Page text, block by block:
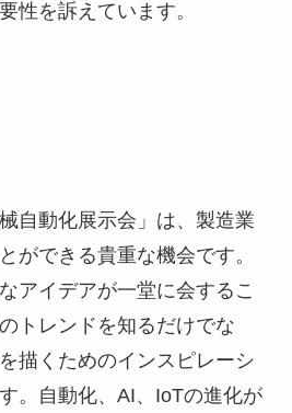
性を訴えています。
自動化展示会」は、製造業
ができる貴重な機会です。
アイデアが一堂に会するこ
トレンドを知るだけでな
描くためのインスピレーシ
。自動化、AI、IoTの進化が